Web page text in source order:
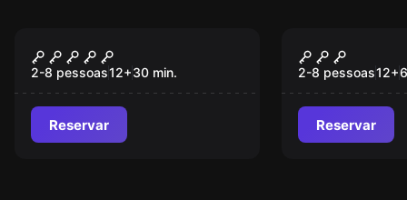
Novo
Flash Bomb - A Bomba
2-8 pessoas12+30 min.
Reservar
Novo
Yin-Yang
2-8 pessoas12+
Reservar